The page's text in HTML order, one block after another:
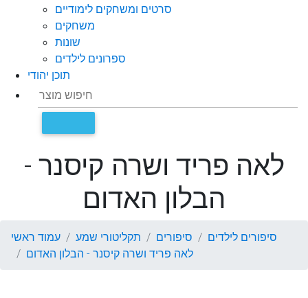
סרטים ומשחקים לימודיים
משחקים
שונות
ספרונים לילדים
תוכן יהודי
לאה פריד ושרה קיסנר -
הבלון האדום
עמוד ראשי תקליטורי שמע סיפורים
סיפורים לילדים
לאה פריד ושרה קיסנר - הבלון האדום